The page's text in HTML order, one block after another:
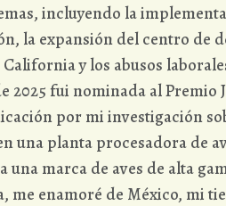
incluyendo la
la expansión del centro de
y los abusos
2025 fui nominada al Premio
por mi investigación
una planta procesadora de
una marca de aves de alta
me enamoré de México, mi